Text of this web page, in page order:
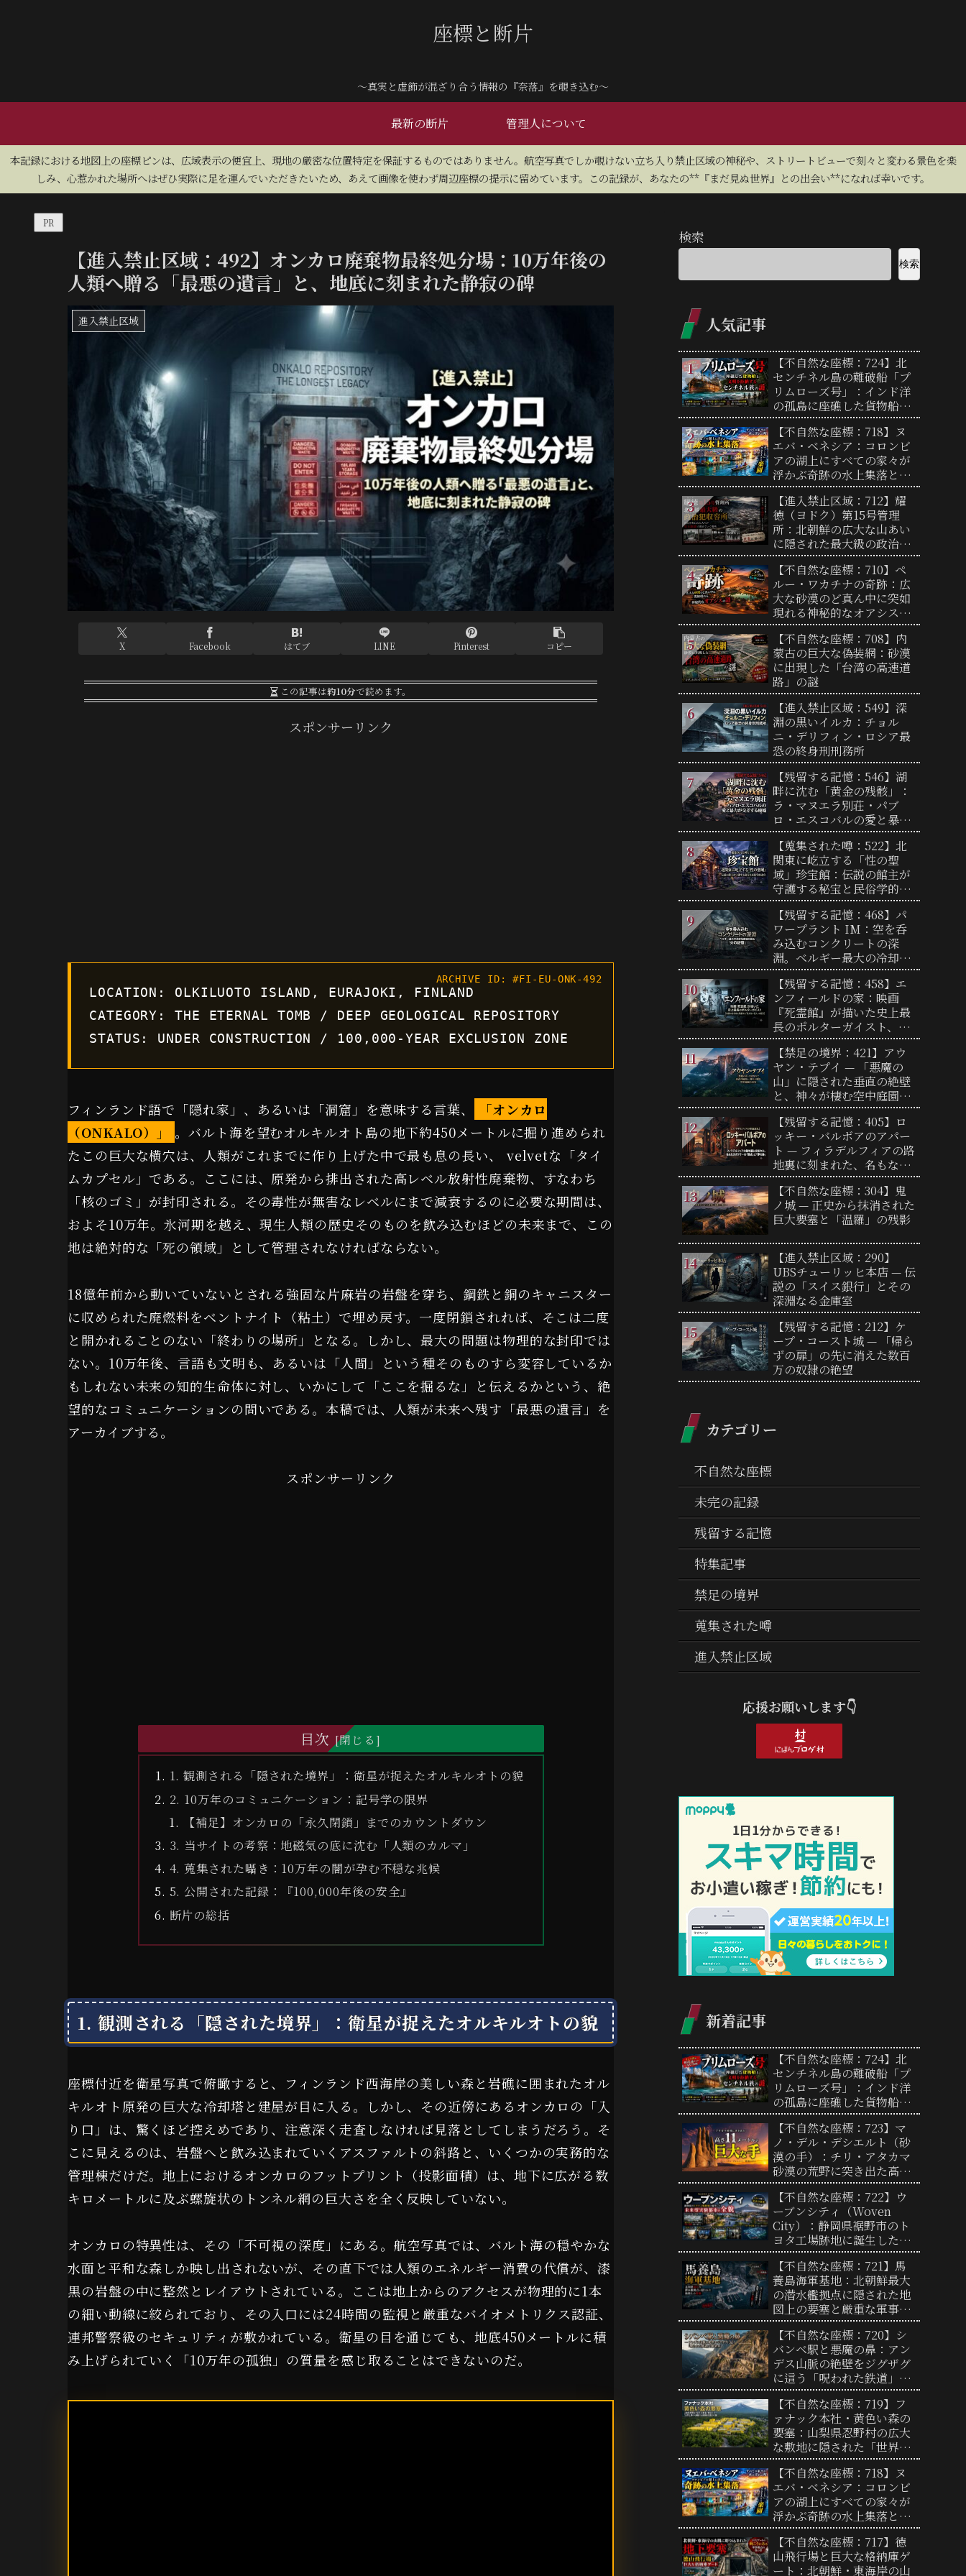
座標と断片
～真実と虚飾が混ざり合う情報の『奈落』を覗き込む～
最新の断片 管理人について
​本記録における地図上の座標ピンは、広域表示の便宜上、現地の厳密な位置特定を保証するものではありません。航空写真でしか覗けない立ち入り禁止区域の神秘や、ストリートビューで刻々と変わる景色を楽
しみ、心惹かれた場所へはぜひ実際に足を運んでいただきたいため、あえて画像を使わず周辺座標の提示に留めています。この記録が、あなたの**『まだ見ぬ世界』との出会い**になれば幸いです。
PR
【進入禁止区域：492】オンカロ廃棄物最終処分場：10万年後の
人類へ贈る「最悪の遺言」と、地底に刻まれた静寂の碑
進入禁止区域
X Facebook はてブ LINE Pinterest コピー
この記事は約10分で読めます。
スポンサーリンク
ARCHIVE ID: #FI-EU-ONK-492
LOCATION: OLKILUOTO ISLAND, EURAJOKI, FINLAND
CATEGORY: THE ETERNAL TOMB / DEEP GEOLOGICAL REPOSITORY
STATUS: UNDER CONSTRUCTION / 100,000-YEAR EXCLUSION ZONE
フィンランド語で「隠れ家」、あるいは「洞窟」を意味する言葉、
「オンカロ
（ONKALO）」
。バルト海を望むオルキルオト島の地下約450メートルに掘り進められ
たこの巨大な横穴は、人類がこれまでに作り上げた中で最も息の長い、 velvetな「タイ
ムカプセル」である。ここには、原発から排出された高レベル放射性廃棄物、すなわち
「核のゴミ」が封印される。その毒性が無害なレベルにまで減衰するのに必要な期間は、
およそ10万年。氷河期を越え、現生人類の歴史そのものを飲み込むほどの未来まで、この
地は絶対的な「死の領域」として管理されなければならない。
18億年前から動いていないとされる強固な片麻岩の岩盤を穿ち、鋼鉄と銅のキャニスター
に収められた廃燃料をベントナイト（粘土）で埋め戻す。一度閉鎖されれば、そこは二度
と開かれることのない「終わりの場所」となる。しかし、最大の問題は物理的な封印では
ない。10万年後、言語も文明も、あるいは「人間」という種そのものすら変容しているか
もしれない未来の知的生命体に対し、いかにして「ここを掘るな」と伝えるかという、絶
望的なコミュニケーションの問いである。本稿では、人類が未来へ残す「最悪の遺言」を
アーカイブする。
スポンサーリンク
目次
1. 観測される「隠された境界」：衛星が捉えたオルキルオトの貌
2. 10万年のコミュニケーション：記号学の限界
【補足】オンカロの「永久閉鎖」までのカウントダウン
3. 当サイトの考察：地磁気の底に沈む「人類のカルマ」
4. 蒐集された囁き：10万年の闇が孕む不穏な兆候
5. 公開された記録：『100,000年後の安全』
断片の総括
1. 観測される「隠された境界」：衛星が捉えたオルキルオトの貌
座標付近を衛星写真で俯瞰すると、フィンランド西海岸の美しい森と岩礁に囲まれたオル
キルオト原発の巨大な冷却塔と建屋が目に入る。しかし、その近傍にあるオンカロの「入
り口」は、驚くほど控えめであり、注意深く走査しなければ見落としてしまうだろう。そ
こに見えるのは、岩盤へと飲み込まれていくアスファルトの斜路と、いくつかの実務的な
管理棟だけだ。地上におけるオンカロのフットプリント（投影面積）は、地下に広がる数
キロメートルに及ぶ螺旋状のトンネル網の巨大さを全く反映していない。
オンカロの特異性は、その「不可視の深度」にある。航空写真では、バルト海の穏やかな
水面と平和な森しか映し出されないが、その直下では人類のエネルギー消費の代償が、漆
黒の岩盤の中に整然とレイアウトされている。ここは地上からのアクセスが物理的に1本
の細い動線に絞られており、その入口には24時間の監視と厳重なバイオメトリクス認証、
連邦警察級のセキュリティが敷かれている。衛星の目を通じても、地底450メートルに積
み上げられていく「10万年の孤独」の質量を感じ取ることはできないのだ。
検索
検索
人気記事
【不自然な座標：724】北
センチネル島の難破船「プ
リムローズ号」：インド洋
の孤島に座礁した貨物船と
文明を拒絶するセンチネル
族の謎
【不自然な座標：718】ヌ
エバ・ベネシア：コロンビ
アの湖上にすべての家々が
浮かぶ奇跡の水上集落と、
過酷な自然を生き抜く人々
の歴史
【進入禁止区域：712】耀
徳（ヨドク）第15号管理
所：北朝鮮の広大な山あい
に隠された最大級の政治犯
収容所と闇に包まれた実態
【不自然な座標：710】ペ
ルー・ワカチナの奇跡：広
大な砂漠のど真ん中に突如
現れる神秘的なオアシスの
謎
【不自然な座標：708】内
蒙古の巨大な偽装網：砂漠
に出現した「台湾の高速道
路」の謎
【進入禁止区域：549】深
淵の黒いイルカ：チョル
ニ・デリフィン・ロシア最
恐の終身刑刑務所
【残留する記憶：546】湖
畔に沈む「黄金の残骸」：
ラ・マヌエラ別荘・パブ
ロ・エスコバルの愛と暴力
が交差する廃墟
【蒐集された噂：522】北
関東に屹立する「性の聖
域」珍宝館：伝説の館主が
守護する秘宝と民俗学的迷
宮
【残留する記憶：468】パ
ワープラント IM：空を呑
み込むコンクリートの深
淵。ベルギー最大の冷却塔
廃墟が語る「火の記憶」
【残留する記憶：458】エ
ンフィールドの家：映画
『死霊館』が描いた史上最
長のポルターガイスト、英
国の住宅街に残留する「見
えない住人」の証言
【禁足の境界：421】アウ
ヤン・テプイ — 「悪魔の
山」に隠された垂直の絶壁
と、神々が棲む空中庭園の
真実
【残留する記憶：405】ロ
ッキー・バルボアのアパー
ト — フィラデルフィアの路
地裏に刻まれた、名もなき
ボクサーの「原点」と「夢
の跡」
【不自然な座標：304】鬼
ノ城 — 正史から抹消された
巨大要塞と「温羅」の残影
【進入禁止区域：290】
UBSチューリッヒ本店 — 伝
説の「スイス銀行」とその
深淵なる金庫室
【残留する記憶：212】ケ
ープ・コースト城 — 「帰ら
ずの扉」の先に消えた数百
万の奴隷の絶望
カテゴリー
不自然な座標
未完の記録
残留する記憶
特集記事
禁足の境界
蒐集された噂
進入禁止区域
応援お願いします👇
新着記事
【不自然な座標：724】北
センチネル島の難破船「プ
リムローズ号」：インド洋
の孤島に座礁した貨物船と
文明を拒絶するセンチネル
族の謎
【不自然な座標：723】マ
ノ・デル・デシエルト（砂
漠の手）：チリ・アタカマ
砂漠の荒野に突き出た高さ
11メートルの巨大な彫刻と
奇妙な景観の謎
【不自然な座標：722】ウ
ーブンシティ（Woven
City）：静岡県裾野市のト
ヨタ工場跡地に誕生した未
来型実験都市の全貌と「リ
アルな街」の謎
【不自然な座標：721】馬
養島海軍基地：北朝鮮最大
の潜水艦拠点に隠された地
図上の要塞と厳重な軍事境
界線の実態
【不自然な座標：720】シ
バンベ駅と悪魔の鼻：アン
デス山脈の絶壁をジグザグ
に這う「呪われた鉄道」の
終着点と驚異の地形
【不自然な座標：719】フ
ァナック本社・黄色い森の
要塞：山梨県忍野村の広大
な敷地に隠された「世界工
場の心臓部」と圧倒的支配
力の謎
【不自然な座標：718】ヌ
エバ・ベネシア：コロンビ
アの湖上にすべての家々が
浮かぶ奇跡の水上集落と、
過酷な自然を生き抜く人々
の歴史
【不自然な座標：717】徳
山飛行場と巨大な格納庫ゲ
ート：北朝鮮・東海岸の山